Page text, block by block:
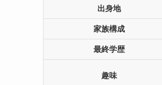
出身地
家族構成
最終学歴
趣味